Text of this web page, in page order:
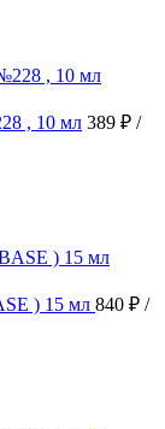
, 10 мл 389 ₽ /
) 15 мл 840 ₽ /